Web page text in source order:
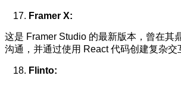
Framer X:
这是 Framer Studio 的最新版本，曾在其
沟通，并通过使用 React 代码创建复杂交
Flinto: